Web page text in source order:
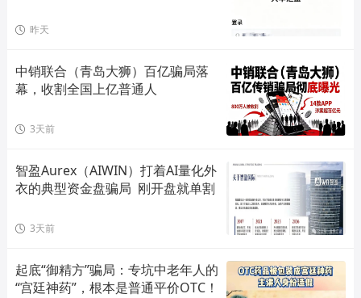
昨天
中销联合（青岛大狮）百亿骗局落
幕，收割全国上亿普通人
3天前
智盈Aurex（AIWIN）打着AI量化外
衣的典型资金盘骗局  刚开盘就单割
3天前
起底“御精方”骗局：专坑中老年人的
“宫廷神药”，根本是普通平价OTC！